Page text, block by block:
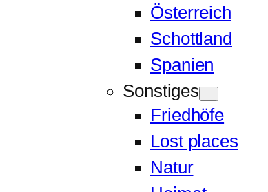
Österreich
Schottland
Spanien
Sonstiges
Friedhöfe
Lost places
Natur